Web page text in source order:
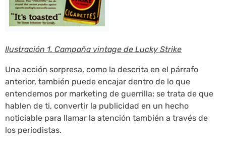
Ilustración 1. Campaña vintage de Lucky Strike
Una acción sorpresa, como la descrita en el párrafo
anterior, también puede encajar dentro de lo que
entendemos por marketing de guerrilla: se trata de que
hablen de ti, convertir la publicidad en un hecho
noticiable para llamar la atención también a través de
los periodistas.